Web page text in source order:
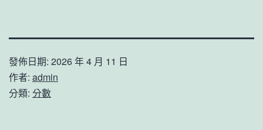
發佈日期: 2026 年 4 月 11 日
作者: admin
分類: 分數